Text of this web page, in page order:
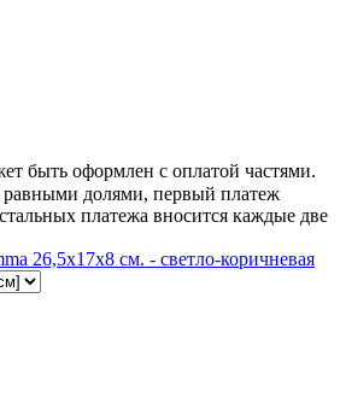
быть оформлен с оплатой частями.
долями, первый платеж
платежа вносится каждые две
26,5x17x8 см. - светло-коричневая